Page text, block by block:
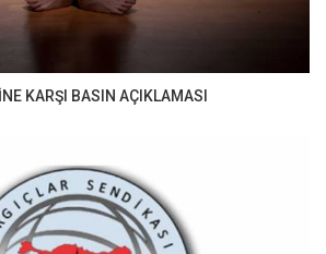
KARŞI BASIN AÇIKLAMASI